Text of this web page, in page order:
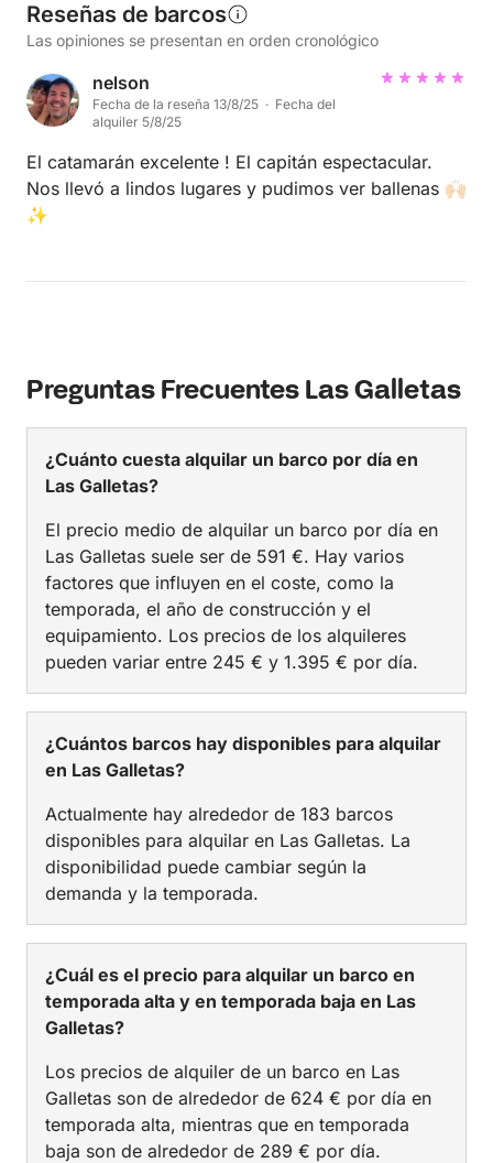
Reseñas de barcos
Las opiniones se presentan en orden cronológico
nelson
Fecha de la reseña 13/8/25 · Fecha del
alquiler 5/8/25
El catamarán excelente ! El capitán espectacular.
Nos llevó a lindos lugares y pudimos ver ballenas 🙌🏻
✨
Preguntas Frecuentes Las Galletas
¿Cuánto cuesta alquilar un barco por día en
Las Galletas?
El precio medio de alquilar un barco por día en
Las Galletas suele ser de 591 €. Hay varios
factores que influyen en el coste, como la
temporada, el año de construcción y el
equipamiento. Los precios de los alquileres
pueden variar entre 245 € y 1.395 € por día.
¿Cuántos barcos hay disponibles para alquilar
en Las Galletas?
Actualmente hay alrededor de 183 barcos
disponibles para alquilar en Las Galletas. La
disponibilidad puede cambiar según la
demanda y la temporada.
¿Cuál es el precio para alquilar un barco en
temporada alta y en temporada baja en Las
Galletas?
Los precios de alquiler de un barco en Las
Galletas son de alrededor de 624 € por día en
temporada alta, mientras que en temporada
baja son de alrededor de 289 € por día.